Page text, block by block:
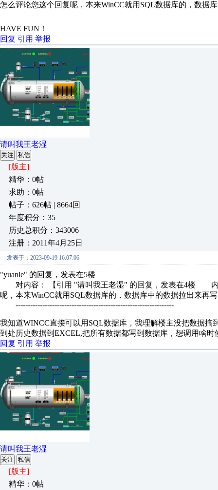
怎么评论您这个回复呢，本来WinCC就用SQL数据库的，数据
HAVE FUN！
回复 引用 举报
请叫我王老湿
关注 私信
[版主]
精华：0帖
求助：0帖
帖子：626帖 | 8664回
年度积分：35
历史总积分：343006
注册：2011年4月25日
发表于：2023-09-19 16:07:06
"yuanle" 的回复，发表在5楼
对内容： 【引用 "请叫我王老湿" 的回复，发表在4楼 内
呢，本来WinCC就用SQL数据库的，数据库中的数据拉出来再
-----------------------------------------------------------------
我知道WINCC直接可以用SQL数据库，我理解楼主没把数据
到处历史数据到EXCEL,把所有数据都写到数据库，想调用啥时
回复 引用 举报
请叫我王老湿
关注 私信
[版主]
精华：0帖